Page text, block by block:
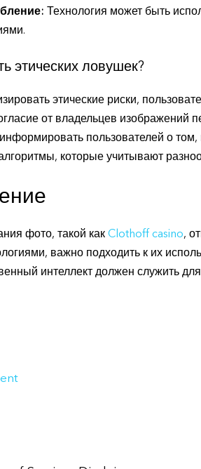
Технология может быть
этических ловушек?
этические риски,
от владельцев изображений
пользователей о том,
которые учитывают
фото, такой как Clothoff casino,
важно подходить к их
интеллект должен служить